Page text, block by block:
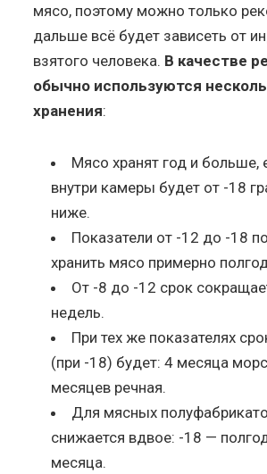
мясо, поэтому можно только
дальше всё будет зависеть от
взятого человека. В качестве
обычно используются
хранения:
Мясо хранят год и больше,
внутри камеры будет от -18
ниже.
Показатели от -12 до -18
хранить мясо примерно
От -8 до -12 срок
недель.
При тех же показателях
(при -18) будет: 4 месяца
месяцев речная.
Для мясных
снижается вдвое: -18 —
месяца.